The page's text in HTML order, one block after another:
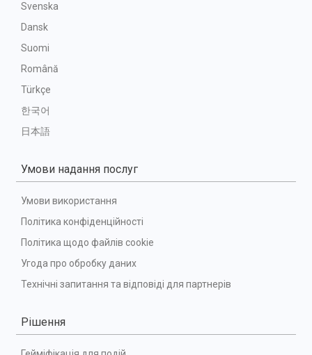
Svenska
Dansk
Suomi
Română
Türkçe
한국어
日本語
Умови надання послуг
Умови використання
Політика конфіденційності
Політика щодо файлів cookie
Угода про обробку даних
Технічні запитання та відповіді для партнерів
Рішення